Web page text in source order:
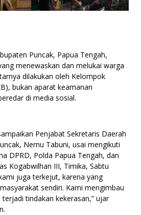
Puncak, Papua Tengah,
menewaskan dan melukai warga
dilakukan oleh Kelompok
bukan aparat keamanan
di media sosial.
Penjabat Sekretaris Daerah
Nemu Tabuni, usai mengikuti
DPRD, Polda Papua Tengah, dan
Kogabwilhan III, Timika, Sabtu
juga terkejut, karena yang
sendiri. Kami mengimbau
tindakan kekerasan,” ujar